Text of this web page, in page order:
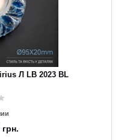
Л LB 2023 BL
грн.